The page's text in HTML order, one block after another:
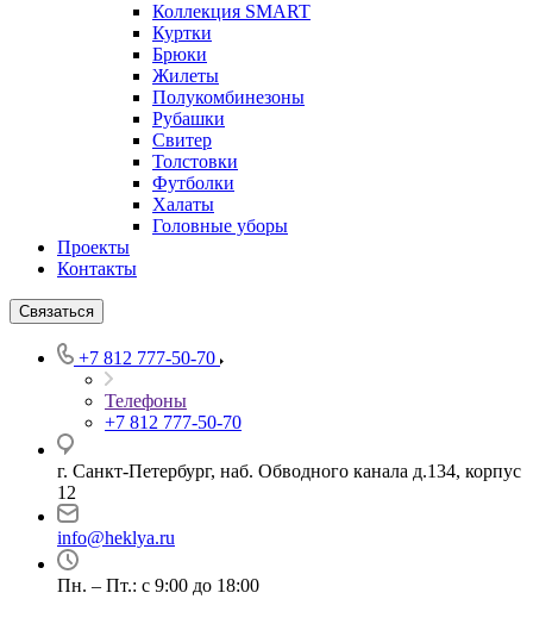
Коллекция SMART
Куртки
Брюки
Жилеты
Полукомбинезоны
Рубашки
Свитер
Толстовки
Футболки
Халаты
Головные уборы
Проекты
Контакты
Связаться
+7 812 777-50-70
Телефоны
+7 812 777-50-70
г. Санкт-Петербург, наб. Обводного канала д.134, корпус
12
info@heklya.ru
Пн. – Пт.: с 9:00 до 18:00